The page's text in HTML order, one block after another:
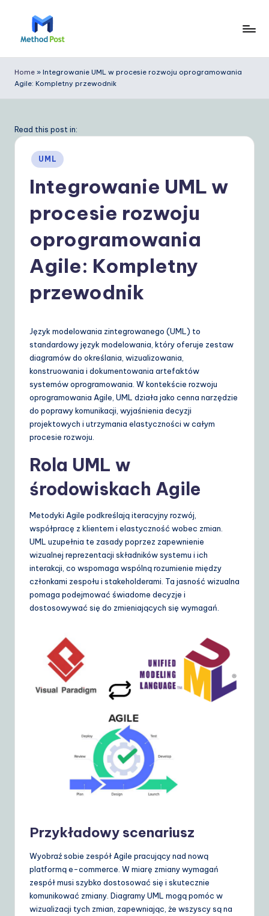
e
t
o
Y
o
ai
ly
G
ui
d
o
lu
ti
o
Home » Integrowanie UML w procesie rozwoju oprogramowania
Agile: Kompletny przewodnik
Read this post in:
Posted
in
UML
Integrowanie UML w
procesie rozwoju
oprogramowania
Agile: Kompletny
przewodnik
Język modelowania zintegrowanego (UML) to
standardowy język modelowania, który oferuje zestaw
diagramów do określania, wizualizowania,
konstruowania i dokumentowania artefaktów
systemów oprogramowania. W kontekście rozwoju
oprogramowania Agile, UML działa jako cenna narzędzie
do poprawy komunikacji, wyjaśnienia decyzji
projektowych i utrzymania elastyczności w całym
procesie rozwoju.
Rola UML w
środowiskach Agile
Metodyki Agile podkreślają iteracyjny rozwój,
współpracę z klientem i elastyczność wobec zmian.
UML uzupełnia te zasady poprzez zapewnienie
wizualnej reprezentacji składników systemu i ich
interakcji, co wspomaga wspólną rozumienie między
członkami zespołu i stakeholderami. Ta jasność wizualna
pomaga podejmować świadome decyzje i
dostosowywać się do zmieniających się wymagań.
Przykładowy scenariusz
Wyobraź sobie zespół Agile pracujący nad nową
platformą e-commerce. W miarę zmiany wymagań
zespół musi szybko dostosować się i skutecznie
komunikować zmiany. Diagramy UML mogą pomóc w
wizualizacji tych zmian, zapewniając, że wszyscy są na